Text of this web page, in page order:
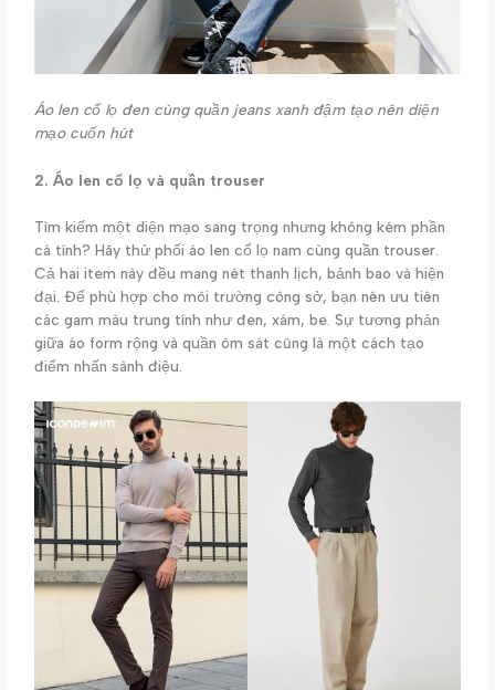
Áo len cổ lọ đen cùng quần jeans xanh đậm tạo nên diện
mạo cuốn hút
2. Áo len cổ lọ và quần trouser
Tìm kiếm một diện mạo sang trọng nhưng không kém phần
cá tính? Hãy thử phối áo len cổ lọ nam cùng quần trouser.
Cả hai item này đều mang nét thanh lịch, bảnh bao và hiện
đại. Để phù hợp cho môi trường công sở, bạn nên ưu tiên
các gam màu trung tính như đen, xám, be. Sự tương phản
giữa áo form rộng và quần ôm sát cũng là một cách tạo
điểm nhấn sành điệu.